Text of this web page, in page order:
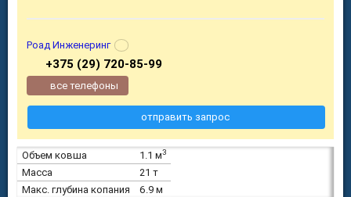
Объем ковша 1.1 м3
Масса
21 т
Макс. глубина копания
6.9 м
Роад Инженеринг
+375 (29) 720-85-99
все телефоны
отправить запрос